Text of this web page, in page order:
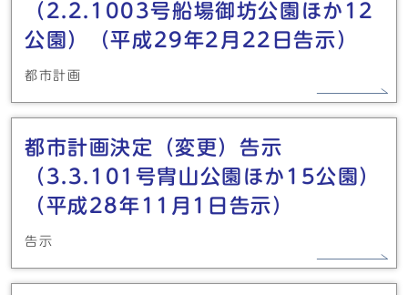
（2.2.1003号船場御坊公園ほか12
公園）（平成29年2月22日告示）
都市計画
都市計画決定（変更）告示
（3.3.101号胄山公園ほか15公園）
（平成28年11月1日告示）
告示